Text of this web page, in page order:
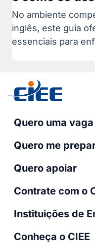
No ambiente
inglês, este guia
essenciais para
Quero uma vaga
Quero me
Quero apoiar
Contrate com o
Instituições de
Conheça o CIEE